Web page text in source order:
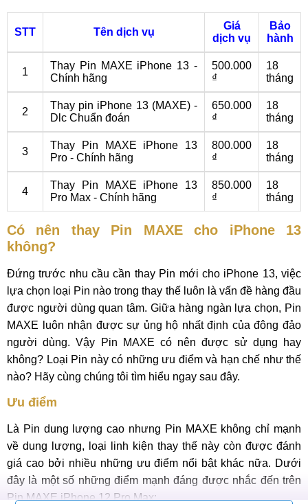
STT Tên dịch vụ
Giá
dịch vụ
Bảo
hành
1
Thay Pin MAXE iPhone 13 -
Chính hãng
500.000
₫
18
tháng
2
Thay pin iPhone 13 (MAXE) -
Dlc Chuẩn đoán
650.000
₫
18
tháng
3
Thay Pin MAXE iPhone 13
Pro - Chính hãng
800.000
₫
18
tháng
4
Thay Pin MAXE iPhone 13
Pro Max - Chính hãng
850.000
₫
18
tháng
Có nên thay Pin MAXE cho iPhone 13
không?
Đứng trước nhu cầu cần thay Pin mới cho iPhone 13, việc
lựa chọn loại Pin nào trong thay thế luôn là vấn đề hàng đầu
được người dùng quan tâm. Giữa hàng ngàn lựa chọn, Pin
MAXE luôn nhận được sự ủng hộ nhất định của đông đảo
người dùng. Vậy Pin MAXE có nên được sử dụng hay
không? Loại Pin này có những ưu điểm và hạn chế như thế
nào? Hãy cùng chúng tôi tìm hiểu ngay sau đây.
Ưu điểm
Là Pin dung lượng cao nhưng Pin MAXE không chỉ mạnh
về dung lượng, loại linh kiện thay thế này còn được đánh
giá cao bởi nhiều những ưu điểm nổi bật khác nữa. Dưới
đây là một số những điểm mạnh đáng được nhắc đến trên
Pin MAXE iPhone 12 Pro Max: